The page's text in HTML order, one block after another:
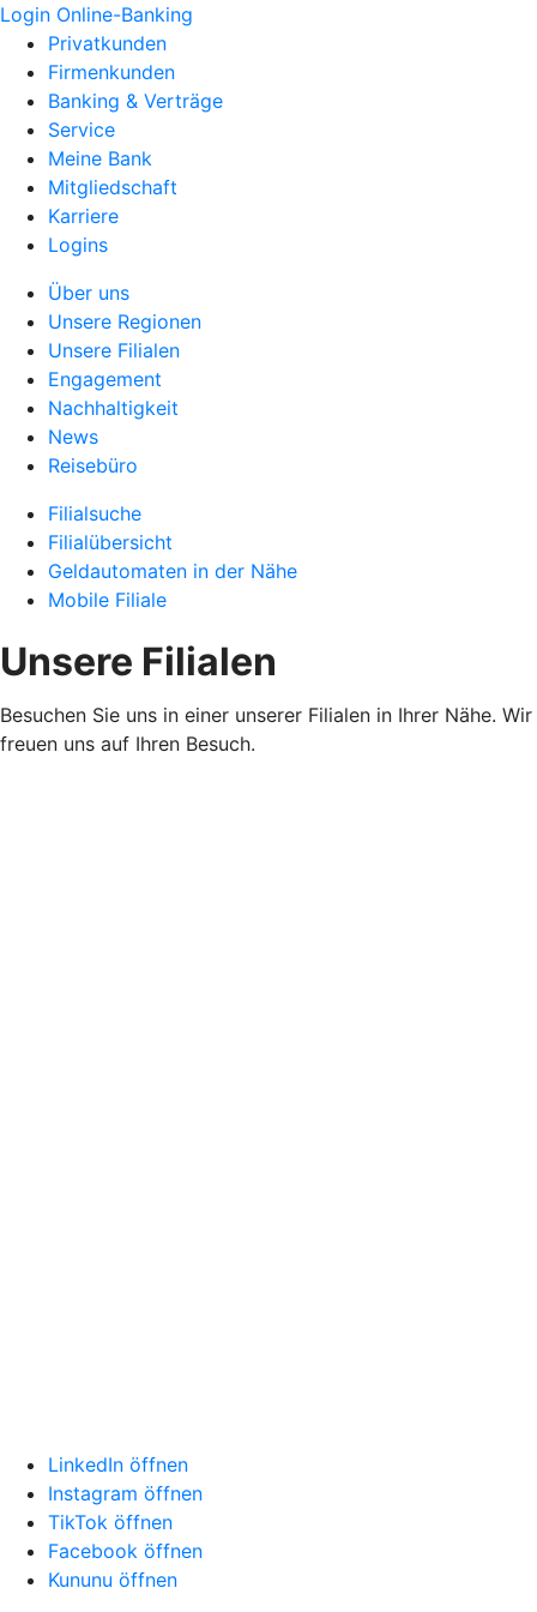
Login Online-Banking
Privatkunden
Firmenkunden
Banking & Verträge
Service
Meine Bank
Mitgliedschaft
Karriere
Logins
Über uns
Unsere Regionen
Unsere Filialen
Engagement
Nachhaltigkeit
News
Reisebüro
Filialsuche
Filialübersicht
Geldautomaten in der Nähe
Mobile Filiale
Unsere Filialen
Besuchen Sie uns in einer unserer Filialen in Ihrer Nähe. Wir
freuen uns auf Ihren Besuch.
LinkedIn öffnen
Instagram öffnen
TikTok öffnen
Facebook öffnen
Kununu öffnen